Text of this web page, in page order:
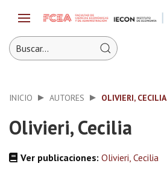
INICIO AUTORES OLIVIERI, CECILIA
Olivieri, Cecilia
Ver publicaciones: Olivieri, Cecilia